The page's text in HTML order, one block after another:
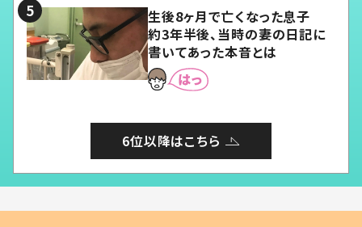
生後8ヶ月で亡くなった息子
約3年半後、当時の妻の日記に
書いてあった本音とは
6位以降はこちら